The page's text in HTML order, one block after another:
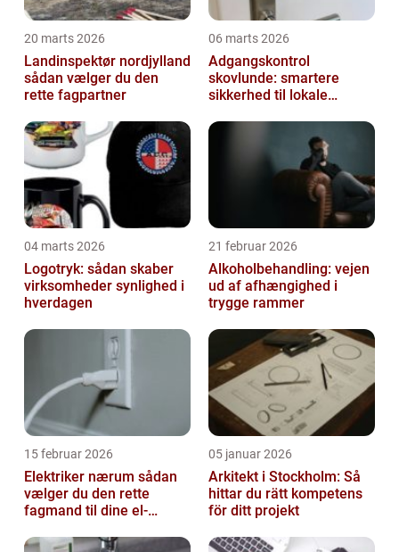
20 marts 2026
Landinspektør nordjylland
sådan vælger du den
rette fagpartner
06 marts 2026
Adgangskontrol
skovlunde: smartere
sikkerhed til lokale
04 marts 2026
Logotryk: sådan skaber
virksomheder synlighed i
hverdagen
21 februar 2026
Alkoholbehandling: vejen
ud af afhængighed i
trygge rammer
15 februar 2026
Elektriker nærum sådan
vælger du den rette
fagmand til dine el-
05 januar 2026
Arkitekt i Stockholm: Så
hittar du rätt kompetens
för ditt projekt